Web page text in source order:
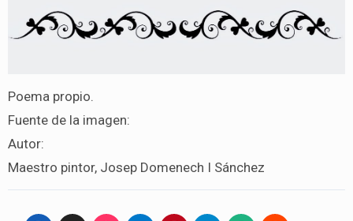
Poema propio.
Fuente de la imagen:
Autor:
Maestro pintor, Josep Domenech I Sánchez